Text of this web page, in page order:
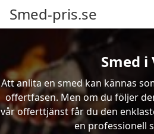
Smed-pris.se
Smed i
Att anlita en smed kan kännas
offertfasen. Men om du följer
vår offerttjänst får du den
en professionell